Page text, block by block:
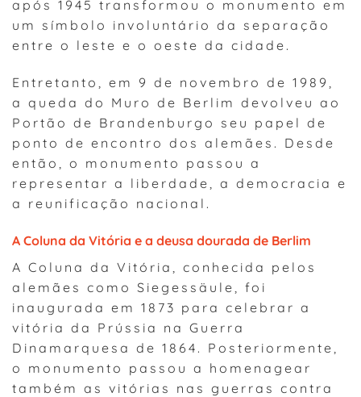
após 1945 transformou o monumento em
um símbolo involuntário da separação
entre o leste e o oeste da cidade.
Entretanto, em 9 de novembro de 1989,
a queda do Muro de Berlim devolveu ao
Portão de Brandenburgo seu papel de
ponto de encontro dos alemães. Desde
então, o monumento passou a
representar a liberdade, a democracia e
a reunificação nacional.
A Coluna da Vitória e a deusa dourada de Berlim
A Coluna da Vitória, conhecida pelos
alemães como Siegessäule, foi
inaugurada em 1873 para celebrar a
vitória da Prússia na Guerra
Dinamarquesa de 1864. Posteriormente,
o monumento passou a homenagear
também as vitórias nas guerras contra